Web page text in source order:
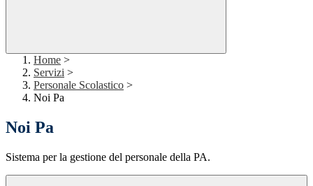
Home >
Servizi >
Personale Scolastico >
Noi Pa
Noi Pa
Sistema per la gestione del personale della PA.